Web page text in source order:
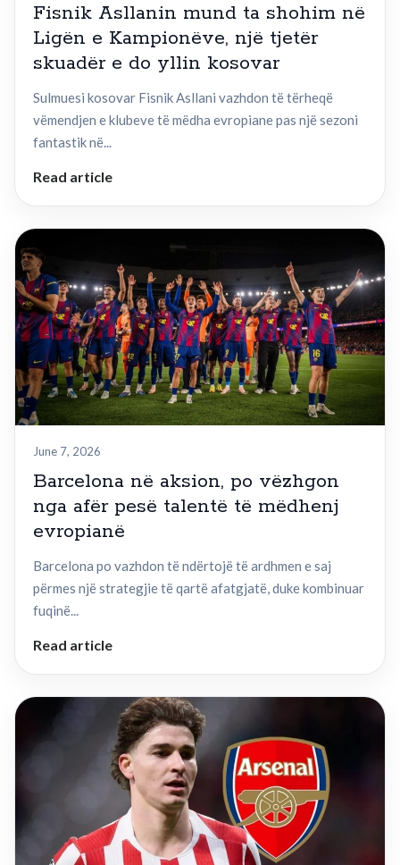
Fisnik Asllanin mund ta shohim në
Ligën e Kampionëve, një tjetër
skuadër e do yllin kosovar
Sulmuesi kosovar Fisnik Asllani vazhdon të tërheqë
vëmendjen e klubeve të mëdha evropiane pas një sezoni
fantastik në...
Read article
June 7, 2026
Barcelona në aksion, po vëzhgon
nga afër pesë talentë të mëdhenj
evropianë
Barcelona po vazhdon të ndërtojë të ardhmen e saj
përmes një strategjie të qartë afatgjatë, duke kombinuar
fuqinë...
Read article